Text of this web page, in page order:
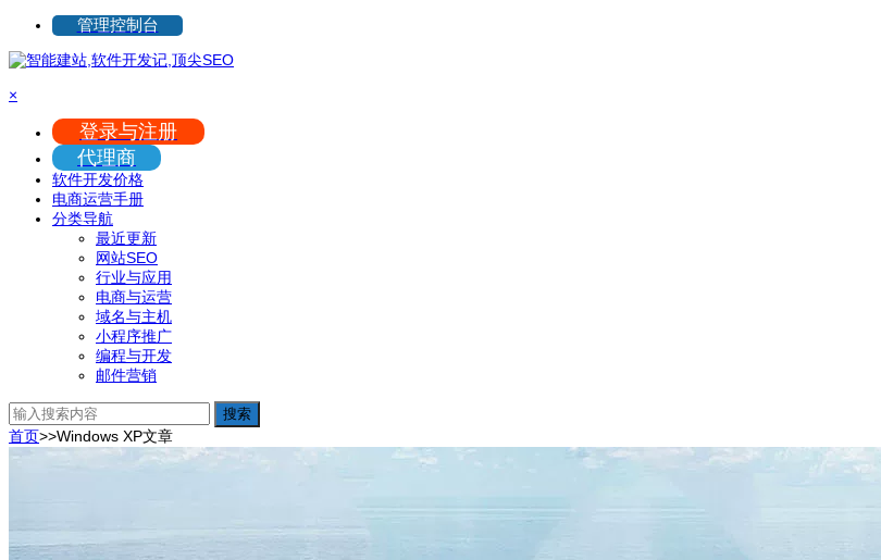
管理控制台
×
登录与注册
代理商
软件开发价格
电商运营手册
分类导航
最近更新
网站SEO
行业与应用
电商与运营
域名与主机
小程序推广
编程与开发
邮件营销
搜索
首页>>Windows XP文章